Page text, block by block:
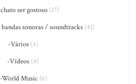
ser gostoso (17)
sonoras / soundtracks(41)
-Vários(4)
-Vídeos (4)
-World Music (6)